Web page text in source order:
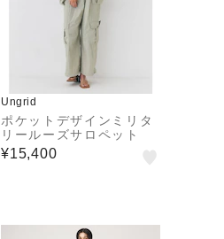
Ungrid
ポケットデザインミリタ
リールーズサロペット
¥15,400